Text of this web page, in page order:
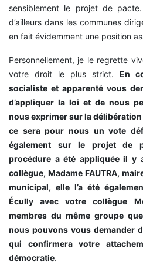
sensiblement le projet de
d’ailleurs dans les communes
en fait évidemment une position
Personnellement, je le regrette
votre droit le plus strict. En
socialiste et apparenté vous
d’appliquer la loi et de nous
nous exprimer sur la
ce sera pour nous un vote
également sur le projet de
procédure a été appliquée il y
collègue, Madame FAUTRA,
municipal, elle l’a été
Écully avec votre collègue
membres du même groupe
nous pouvons vous demander
qui confirmera votre
démocratie.